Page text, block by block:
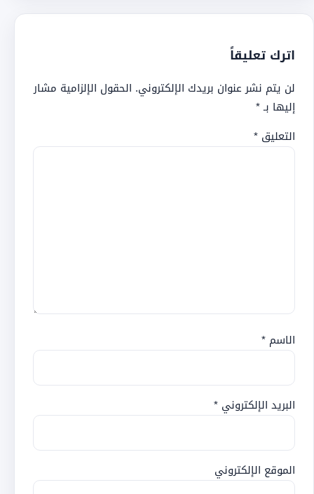
اترك تعليقاً
لن يتم نشر عنوان بريدك الإلكتروني. الحقول الإلزامية مشار
إليها بـ*
التعليق *
الاسم *
البريد الإلكتروني *
الموقع الإلكتروني